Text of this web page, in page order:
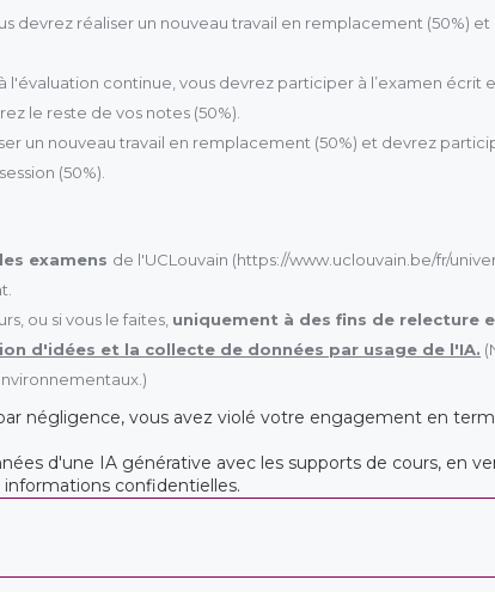
devrez réaliser un nouveau travail en remplacement (50%)
continue, vous devrez participer à l’examen écrit
le reste de vos notes (50%).
un nouveau travail en remplacement (50%) et devrez
(50%).
examens de l'UCLouvain (https://www.uclouvain.be/fr/
ou si vous le faites, uniquement à des fins de relecture
d'idées et la collecte de données par usage de l'IA.
négligence, vous avez violé votre engagement en
d'une IA générative avec les supports de cours, en
confidentielles.